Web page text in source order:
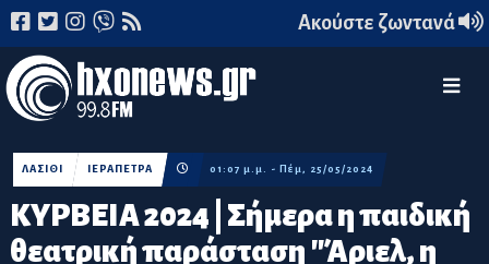
Ακούστε ζωντανά
ΚΥΡΒΕΙΑ 2024 | Σήμερα η παιδική
θεατρική παράσταση "Άριελ, η
ΛΑΣΙΘΙ ΙΕΡΑΠΕΤΡΑ 01:07 μ.μ. - Πέμ, 25/05/2024